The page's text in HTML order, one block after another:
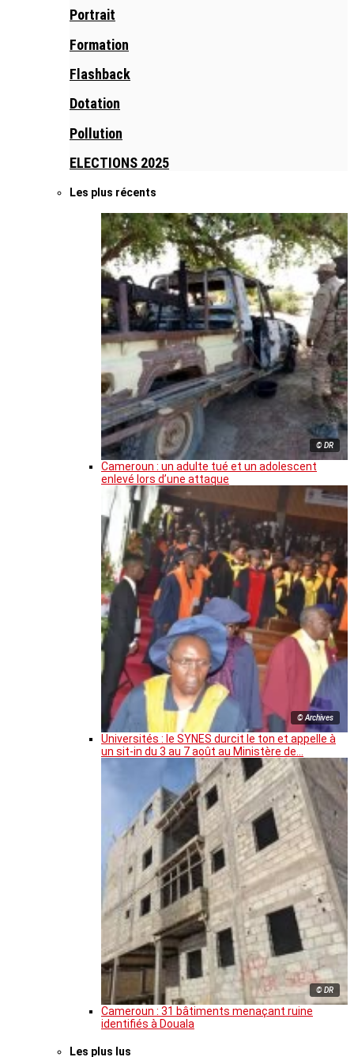
Portrait
Formation
Flashback
Dotation
Pollution
ELECTIONS 2025
Les plus récents
© DR
Cameroun : un adulte tué et un adolescent
enlevé lors d’une attaque
© Archives
Universités : le SYNES durcit le ton et appelle à
un sit-in du 3 au 7 août au Ministère de…
© DR
Cameroun : 31 bâtiments menaçant ruine
identifiés à Douala
Les plus lus